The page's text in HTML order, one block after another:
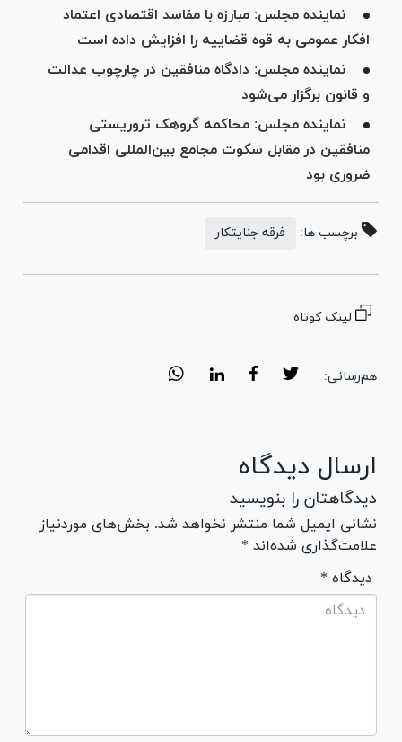
نماینده مجلس: مبارزه با مفاسد اقتصادی اعتماد
افکار عمومی به قوه قضاییه را افزایش داده است
نماینده مجلس: دادگاه منافقین در چارچوب عدالت
و قانون برگزار می‌شود
نماینده مجلس: محاکمه گروهک تروریستی
منافقین در مقابل سکوت مجامع بین‌المللی اقدامی
ضروری بود
برچسب ها: فرقه جنایتکار
لینک کوتاه
هم‌رسانی:
ارسال دیدگاه
دیدگاهتان را بنویسید
نشانی ایمیل شما منتشر نخواهد شد. بخش‌های موردنیاز
علامت‌گذاری شده‌اند *
* دیدگاه